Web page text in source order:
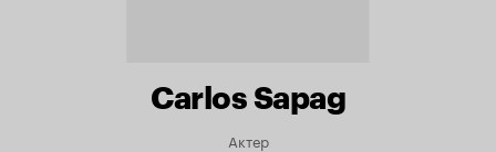
Carlos Sapag
Актер